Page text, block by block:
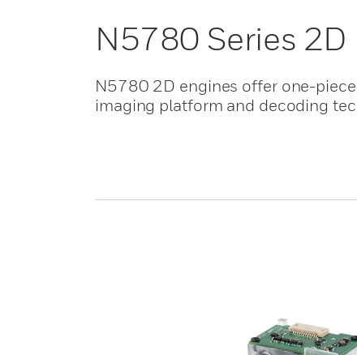
N5780 Series
N5780 2D engines offer one-
imaging platform and decoding